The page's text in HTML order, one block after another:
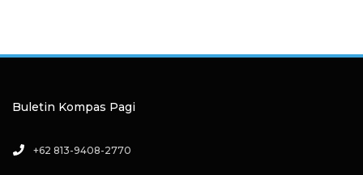
Buletin Kompas Pagi
+62 813-9408-2770